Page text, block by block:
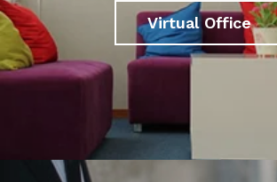
Virtual Office